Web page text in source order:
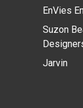
EnVies
Suzon
Jarvin